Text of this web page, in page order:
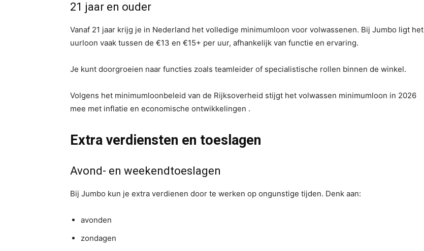
21 jaar en ouder
Vanaf 21 jaar krijg je in Nederland het volledige minimumloon voor volwassenen. Bij Jumbo ligt het
uurloon vaak tussen de €13 en €15+ per uur, afhankelijk van functie en ervaring.
Je kunt doorgroeien naar functies zoals teamleider of specialistische rollen binnen de winkel.
Volgens het minimumloonbeleid van de Rijksoverheid stijgt het volwassen minimumloon in 2026
mee met inflatie en economische ontwikkelingen .
Extra verdiensten en toeslagen
Avond- en weekendtoeslagen
Bij Jumbo kun je extra verdienen door te werken op ongunstige tijden. Denk aan:
avonden
zondagen